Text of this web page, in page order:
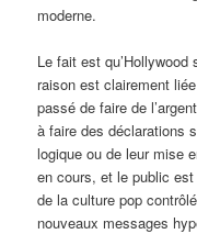
moderne.
Le fait est qu’Hollywood
raison est clairement
passé de faire de
à faire des déclarations
logique ou de leur mise
en cours, et le public
de la culture pop
nouveaux messages